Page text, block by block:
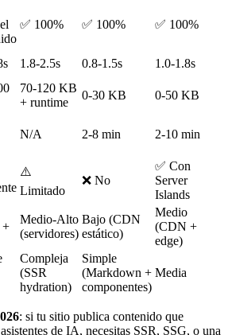
✅ 100% ✅ 100% ✅ 100%
1.8-2.5s 0.8-1.5s
1.0-1.8s
70-120 KB
+ runtime
0-30 KB
0-50 KB
N/A 2-8 min 2-10 min
⚠️
Limitado
❌ No
✅ Con
Server
Islands
+
Medio-Alto
(servidores)
Bajo (CDN
estático)
Medio
(CDN +
edge)
Compleja
(SSR
hydration)
Simple
(Markdown +
componentes)
Media
: si tu sitio publica contenido que
de IA, necesitas SSR, SSG, o una